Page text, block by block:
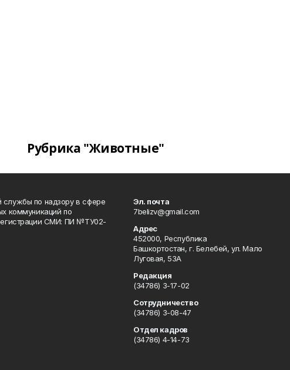
Рубрика "Животные"
службы по надзору в сфере
коммуникаций по
СМИ: ПИ №ТУ02-
Эл. почта
7belizv@gmail.com
Адрес
452000, Республика
Башкортостан, г. Белебей, ул. Мало
Луговая, 53А
Редакция
(34786) 3-17-02
Сотрудничество
(34786) 3-08-47
Отдел кадров
(34786) 4-14-73